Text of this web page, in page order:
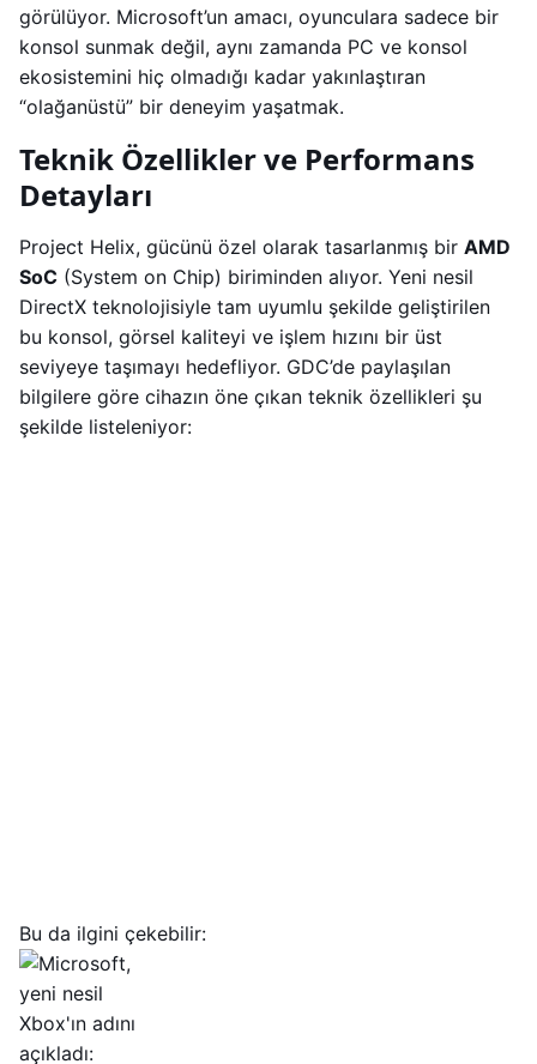
görülüyor. Microsoft’un amacı, oyunculara sadece bir
konsol sunmak değil, aynı zamanda PC ve konsol
ekosistemini hiç olmadığı kadar yakınlaştıran
“olağanüstü” bir deneyim yaşatmak.
Teknik Özellikler ve Performans
Detayları
Project Helix, gücünü özel olarak tasarlanmış bir AMD
SoC (System on Chip) biriminden alıyor. Yeni nesil
DirectX teknolojisiyle tam uyumlu şekilde geliştirilen
bu konsol, görsel kaliteyi ve işlem hızını bir üst
seviyeye taşımayı hedefliyor. GDC’de paylaşılan
bilgilere göre cihazın öne çıkan teknik özellikleri şu
şekilde listeleniyor:
Bu da ilgini çekebilir: